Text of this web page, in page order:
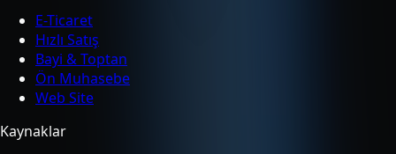
E-Ticaret
Hızlı Satış
Bayi & Toptan
Ön Muhasebe
Web Site
Kaynaklar